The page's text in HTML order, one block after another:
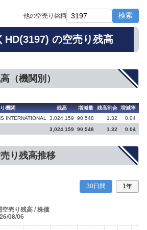
他の空売り銘柄 検索
HD(3197) の空売り残高
（機関別）
機関 残高 増減量 残高割合 増減率
INTERNATIONAL 3,024,159 90,548 1.32
0.04
3,024,159 90,548 1.32 0.04
り残高推移
30日間 1年